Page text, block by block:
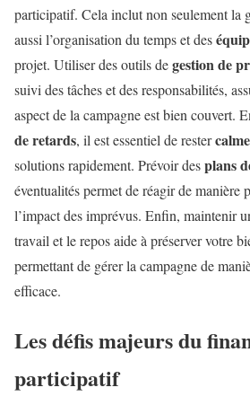
participatif. Cela inclut non seulement la
aussi l’organisation du temps et des
projet. Utiliser des outils degestion de
suivi des tâches et des responsabilités,
aspect de la campagne est bien couvert.
de retards, il est essentiel de restercalme
solutions rapidement. Prévoir desplans
éventualités permet de réagir de manière
l’impact des imprévus. Enfin, maintenir
travail et le repos aide à préserver votre
permettant de gérer la campagne de
efficace.
Les défis majeurs du
participatif